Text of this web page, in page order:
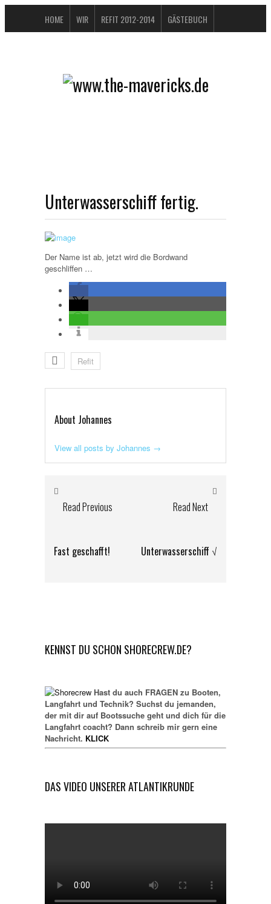
HOME WIR REFIT 2012-2014 GÄSTEBUCH
DATENSCHUTZERKLÄRUNG
Unterwasserschiff fertig.
Der Name ist ab, jetzt wird die Bordwand
geschliffen …
Refit
About Johannes
View all posts by Johannes →
Read Previous
Fast geschafft!
Read Next
Unterwasserschiff √
KENNST DU SCHON SHORECREW.DE?
Hast du auch FRAGEN zu Booten,
Langfahrt und Technik? Suchst du jemanden,
der mit dir auf Bootssuche geht und dich für die
Langfahrt coacht? Dann schreib mir gern eine
Nachricht. KLICK
DAS VIDEO UNSERER ATLANTIKRUNDE